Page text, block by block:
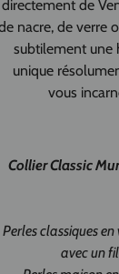
directement de
nacre, de verre
subtilement une
unique
vous
CollierClassic
Perles classiques
avec un